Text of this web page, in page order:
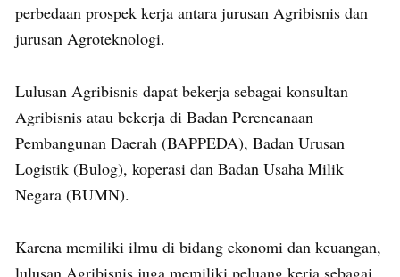
perbedaan prospek kerja antara jurusan Agribisnis dan
jurusan Agroteknologi.
Lulusan Agribisnis dapat bekerja sebagai konsultan
Agribisnis atau bekerja di Badan Perencanaan
Pembangunan Daerah (BAPPEDA), Badan Urusan
Logistik (Bulog), koperasi dan Badan Usaha Milik
Negara (BUMN).
Karena memiliki ilmu di bidang ekonomi dan keuangan,
lulusan Agribisnis juga memiliki peluang kerja sebagai